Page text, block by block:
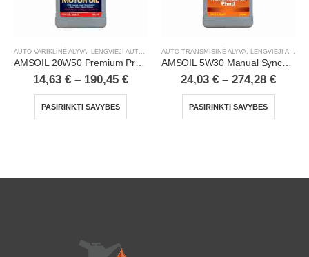
AUTO VARIKLINĖ ALYVA, LENGVIEJI AUTOMOBILIAI
AMSOIL 20W50 Premium Protection 100% Synthetic Motor Oil
14,63 € – 190,45 €
PASIRINKTI SAVYBES
AUTO TRANSMISINĖ ALYVA, LENGVIEJI AUTOMOBILIAI
AMSOIL 5W30 Manual Synchromesh Transmission Fluid
24,03 € – 274,28 €
PASIRINKTI SAVYBES